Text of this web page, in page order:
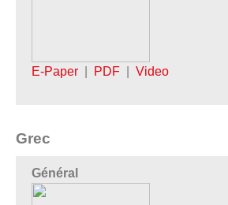
E-Paper PDF Video
Grec
Général